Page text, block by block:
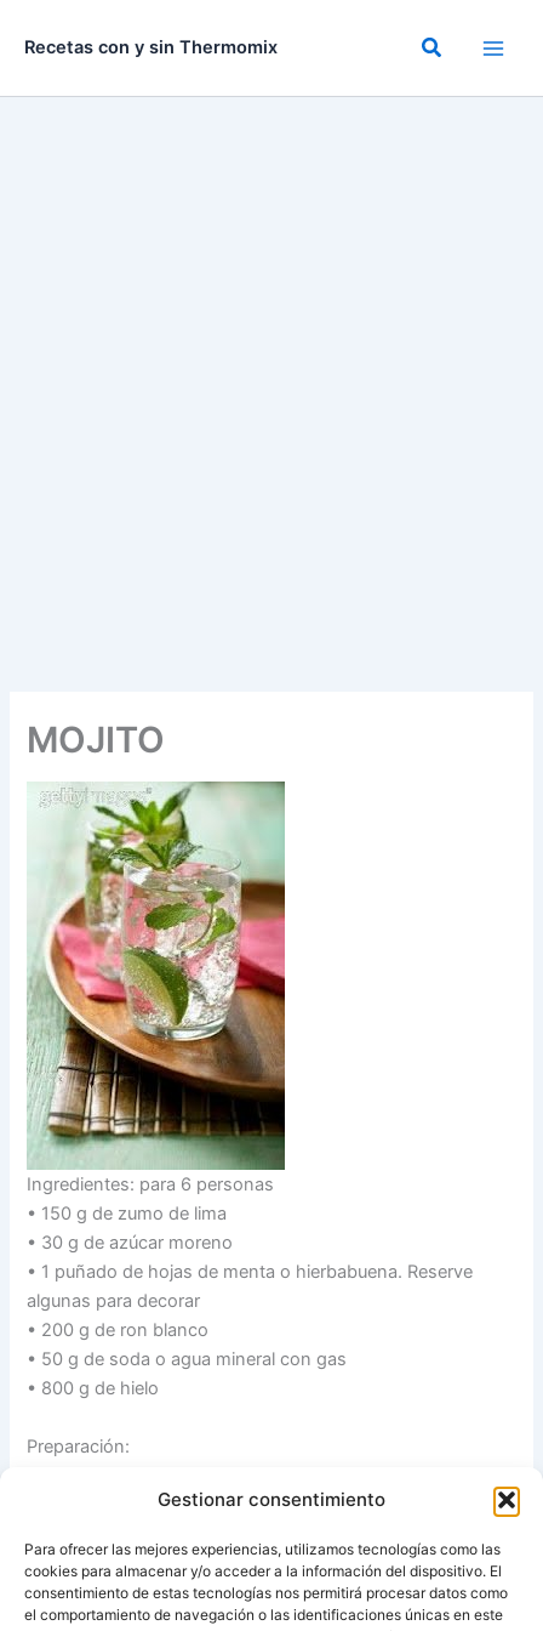
Gestionar consentimiento
Para ofrecer las mejores experiencias, utilizamos tecnologías como las
cookies para almacenar y/o acceder a la información del dispositivo. El
consentimiento de estas tecnologías nos permitirá procesar datos como
el comportamiento de navegación o las identificaciones únicas en este
Recetas con y sin Thermomix Buscar
MOJITO
Ingredientes: para 6 personas
• 150 g de zumo de lima
• 30 g de azúcar moreno
• 1 puñado de hojas de menta o hierbabuena. Reserve
algunas para decorar
• 200 g de ron blanco
• 50 g de soda o agua mineral con gas
• 800 g de hielo
Preparación:
menta(o hierbabuena). Programe 5 segundos, velocidad 7.
Programe 20 segundos, velocidad progresiva 5-10.
• Sirva inmediatamente y decore con hojas de menta.